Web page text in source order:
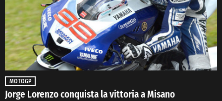
MOTOGP
Jorge Lorenzo conquista la vittoria a Misano